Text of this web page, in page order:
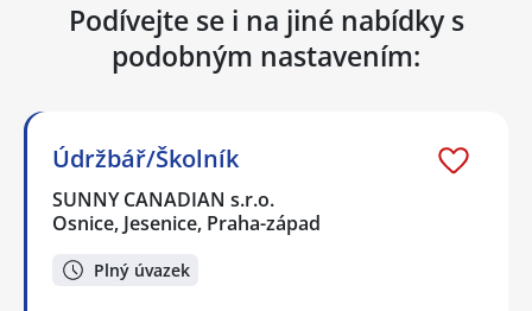
Podívejte se i na jiné nabídky s
podobným nastavením:
Údržbář/Školník
SUNNY CANADIAN s.r.o.
Osnice, Jesenice, Praha-západ
Plný úvazek